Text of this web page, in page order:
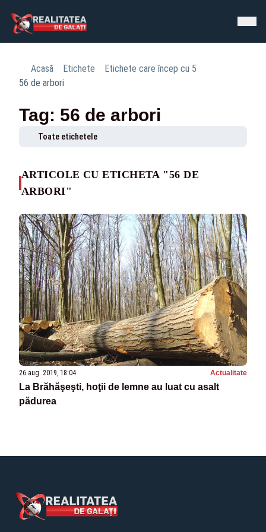
Acasă Etichete
Etichete care încep cu 5
56 de arbori
Tag: 56 de arbori
Toate etichetele
ARTICOLE CU ETICHETA "56 DE
ARBORI"
26 aug. 2019, 18:04 Actualitate
La Brăhăşeşti, hoţii de lemne au luat cu asalt
pădurea